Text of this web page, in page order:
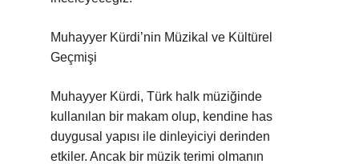
Muhayyer Kürdi’nin Müzikal ve Kültürel
Geçmişi
Muhayyer Kürdi, Türk halk müziğinde
kullanılan bir makam olup, kendine has
duygusal yapısı ile dinleyiciyi derinden
etkiler. Ancak bir müzik terimi olmanın